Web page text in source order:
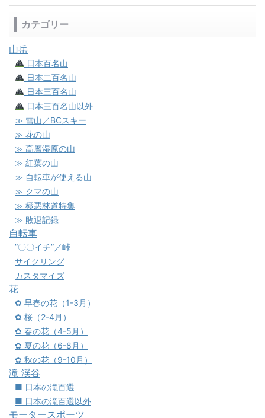
カテゴリー
山岳
日本百名山
日本二百名山
日本三百名山
日本三百名山以外
≫ 雪山／BCスキー
≫ 花の山
≫ 高層湿原の山
≫ 紅葉の山
≫ 自転車が使える山
≫ クマの山
≫ 極悪林道特集
≫ 敗退記録
自転車
”〇〇イチ”／峠
サイクリング
カスタマイズ
花
✿ 早春の花（1-3月）
✿ 桜（2-4月）
✿ 春の花（4-5月）
✿ 夏の花（6-8月）
✿ 秋の花（9-10月）
滝 渓谷
■ 日本の滝百選
■ 日本の滝百選以外
モータースポーツ